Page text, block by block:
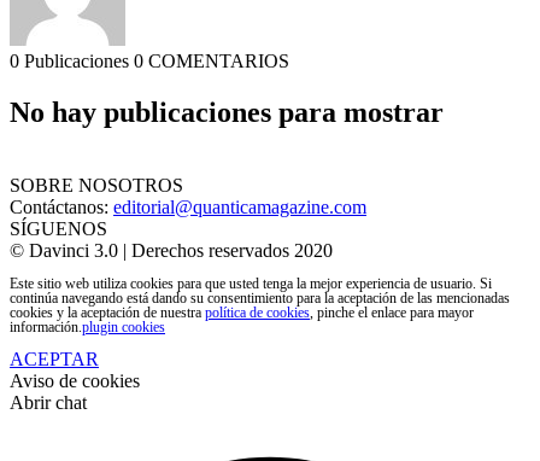
0 Publicaciones 0 COMENTARIOS
No hay publicaciones para mostrar
SOBRE NOSOTROS
Contáctanos: editorial@quanticamagazine.com
SÍGUENOS
© Davinci 3.0 | Derechos reservados 2020
Este sitio web utiliza cookies para que usted tenga la mejor experiencia de usuario. Si
continúa navegando está dando su consentimiento para la aceptación de las mencionadas
cookies y la aceptación de nuestra política de cookies , pinche el enlace para mayor
información. plugin cookies
ACEPTAR
Aviso de cookies
Abrir chat